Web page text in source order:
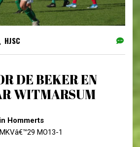
HJSC
DE BEKER EN
WITMARSUM
Hommerts
MO13-1